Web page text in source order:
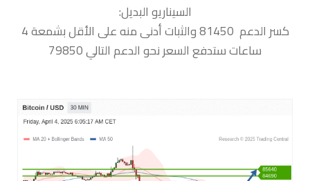
السيناريو البديل:
كسر الدعم 81450 والثبات أدنى منه على الأقل بشمعة 4
ساعات ستدفع السعر نحو الدعم التالي 79850